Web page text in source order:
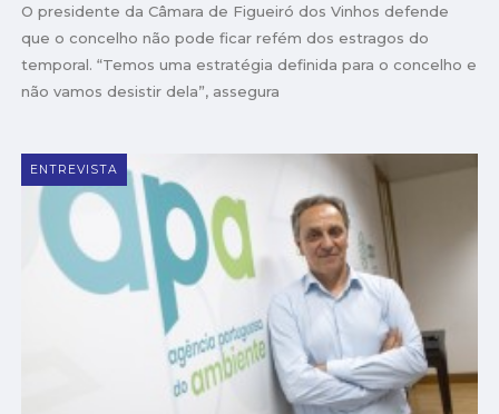
O presidente da Câmara de Figueiró dos Vinhos defende
que o concelho não pode ficar refém dos estragos do
temporal. “Temos uma estratégia definida para o concelho e
não vamos desistir dela”, assegura
ENTREVISTA